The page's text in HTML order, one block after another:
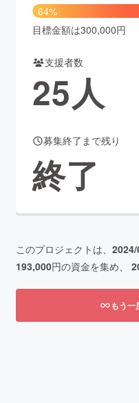
ィー・ヘルスケア
ィ
64%
目標金額は300,000円
支援者数
25人
募集終了まで残り
終了
このプロジェクトは、 2024/
193,000円の資金を集め、
もう